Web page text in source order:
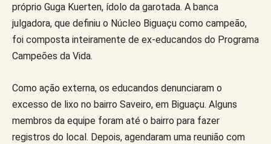
próprio Guga Kuerten, ídolo da garotada. A banca
julgadora, que definiu o Núcleo Biguaçu como campeão,
foi composta inteiramente de ex-educandos do Programa
Campeões da Vida.
Como ação externa, os educandos denunciaram o
excesso de lixo no bairro Saveiro, em Biguaçu. Alguns
membros da equipe foram até o bairro para fazer
registros do local. Depois, agendaram uma reunião com